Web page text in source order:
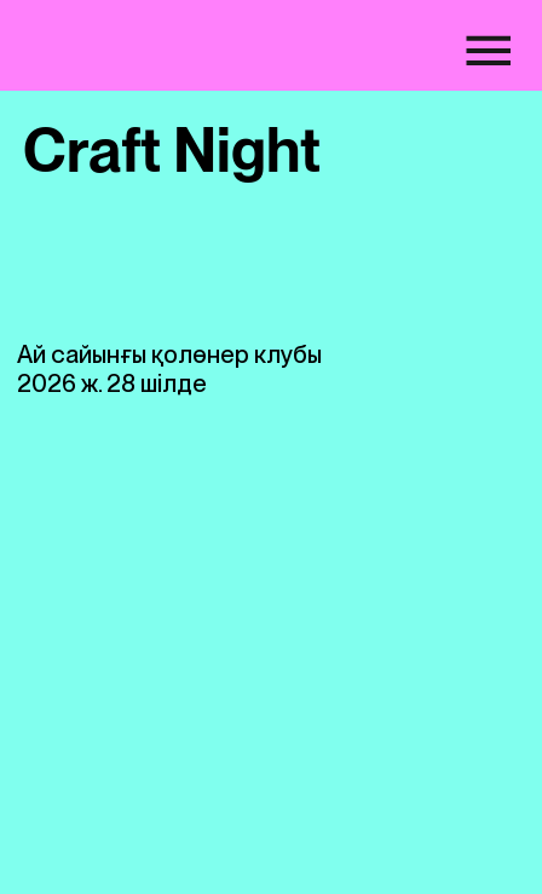
Craft Night
Ай сайынғы қолөнер клубы
2026 ж. 28 шілде